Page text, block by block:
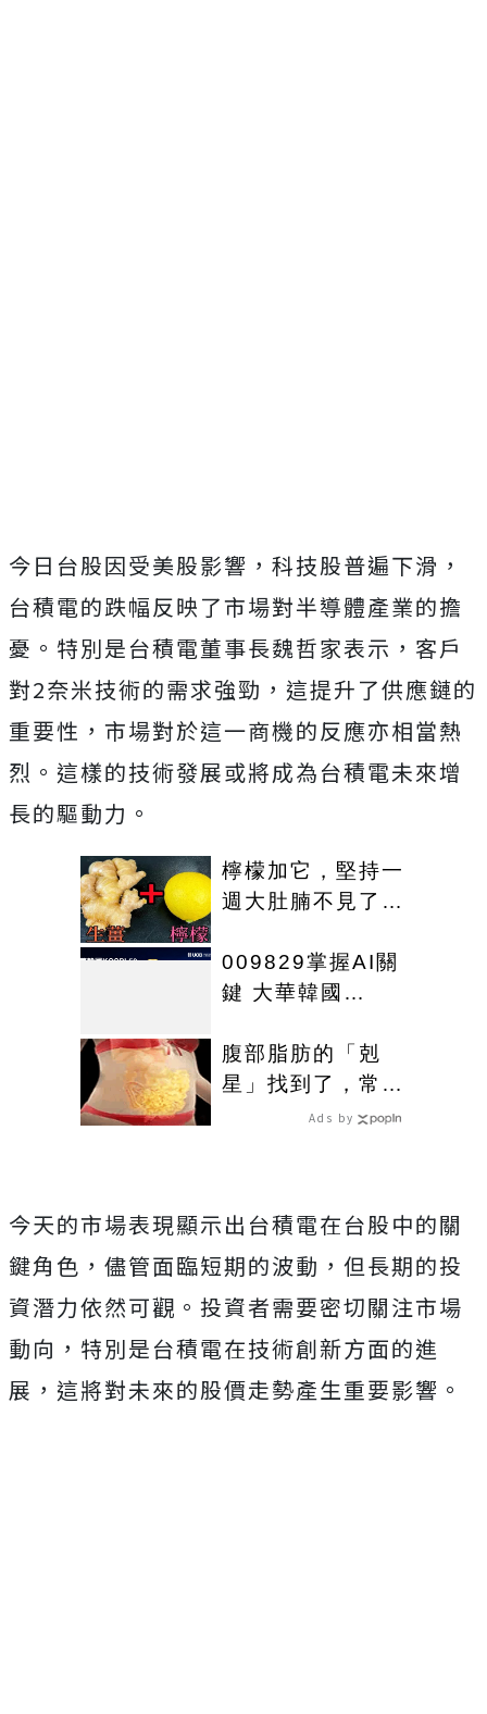
今日台股因受美股影響，科技股普遍下滑，
台積電的跌幅反映了市場對半導體產業的擔
憂。特別是台積電董事長魏哲家表示，客戶
對2奈米技術的需求強勁，這提升了供應鏈的
重要性，市場對於這一商機的反應亦相當熱
烈。這樣的技術發展或將成為台積電未來增
長的驅動力。
檸檬加它，堅持一
週大肚腩不見了，
009829掌握AI關
鍵 大華韓國
開募
腹部脂肪的「剋
星」找到了，常吃
這幾物，吃走大肚
Ads by
今天的市場表現顯示出台積電在台股中的關
鍵角色，儘管面臨短期的波動，但長期的投
資潛力依然可觀。投資者需要密切關注市場
動向，特別是台積電在技術創新方面的進
展，這將對未來的股價走勢產生重要影響。